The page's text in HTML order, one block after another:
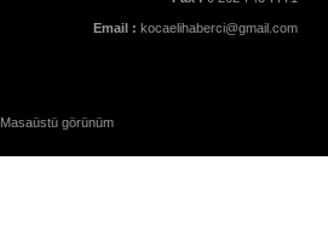
Email : kocaelihaberci@gmail.com
Masaüstü görünüm